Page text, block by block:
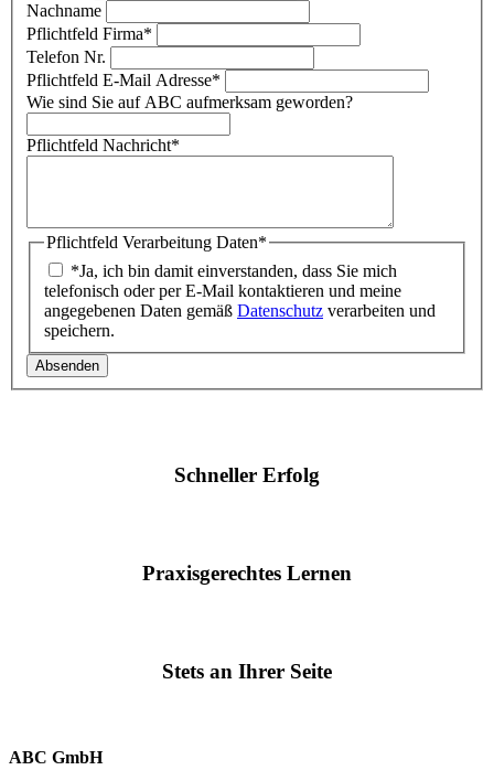
Nachname
Pflichtfeld Firma*
Telefon Nr.
Pflichtfeld E-Mail Adresse*
Wie sind Sie auf ABC aufmerksam geworden?
Pflichtfeld Nachricht*
Pflichtfeld Verarbeitung Daten*
*Ja, ich bin damit einverstanden, dass Sie mich
telefonisch oder per E-Mail kontaktieren und meine
angegebenen Daten gemäß Datenschutz verarbeiten und
speichern.
Absenden
Schneller Erfolg
Praxisgerechtes Lernen
Stets an Ihrer Seite
ABC GmbH